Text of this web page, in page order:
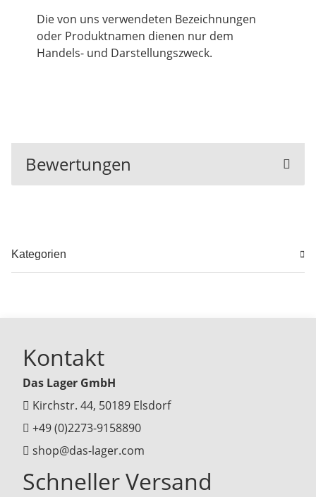
Die von uns verwendeten Bezeichnungen
oder Produktnamen dienen nur dem
Handels- und Darstellungszweck.
Bewertungen
Kategorien
Kontakt
Das Lager GmbH
Kirchstr. 44, 50189 Elsdorf
+49 (0)2273-9158890
shop@das-lager.com
Schneller Versand